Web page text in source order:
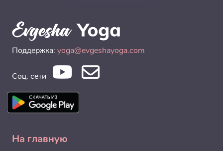
Поддержка: yoga@evgeshayoga.com
Соц. сети
На главную